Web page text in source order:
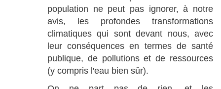
population ne peut pas ignorer, à notre
avis, les profondes transformations
climatiques qui sont devant nous, avec
leur conséquences en termes de santé
publique, de pollutions et de ressources
(y compris l'eau bien sûr).